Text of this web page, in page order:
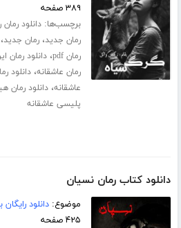
۳۸۹ صفحه
برچسب‌ها:دانلود رمان
رمان جدید،رمان جدید
رمان pdf ،دانلود رمان
رمان عاشقانه،دانلود
عاشقانه،دانلود رمان
پلیسی عاشقانه
دانلود کتاب رمان نسیان
موضوع:دانلود
۴۲۵ صفحه